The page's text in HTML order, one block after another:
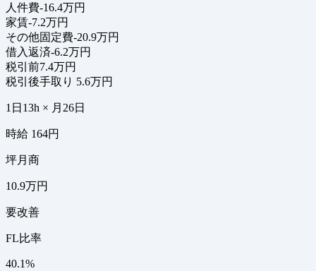
人件費-16.4万円
家賃-7.2万円
その他固定費-20.9万円
借入返済-6.2万円
税引前7.4万円
税引後手取り 5.6万円
1日13h × 月26日
時給 164円
坪月商
10.9万円
要改善
FL比率
40.1%